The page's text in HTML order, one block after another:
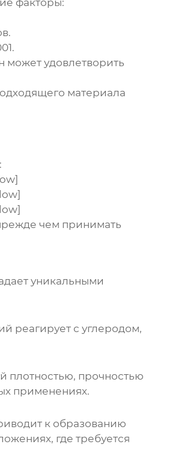
.
может удовлетворить
материала
чем принимать
уникальными
реагирует с углеродом,
плотностью, прочностью
применениях.
к образованию
где требуется